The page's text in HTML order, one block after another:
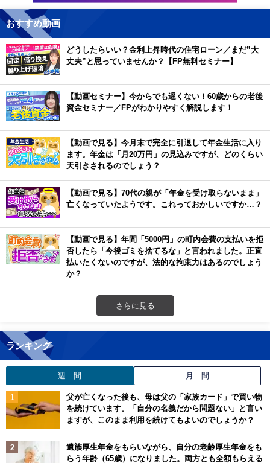
おすすめ動画
どうしたらいい？金利上昇時代の住宅ローン／まだ”大
丈夫”と思っていませんか？【FP無料セミナー】
【動画セミナー】今からでも遅くない！60歳からの老後
資金セミナー／FPがわかりやすく解説します！
【動画で見る】今月末で完全に引退して年金生活に入り
ます。年金は「月20万円」の見込みですが、どのくらい
天引きされるのでしょう？
【動画で見る】70代の親が「年金を受け取らないまま」
亡くなっていたようです。これっておかしいですか…？
【動画で見る】年間「5000円」の町内会費の支払いを拒
否したら「今後ゴミを捨てるな」と言われました。正直
払いたくないのですが、法的な拘束力はあるのでしょう
か？
さらに見る
ランキング
週 間 月 間
父が亡くなった後も、母は父の「家族カード」で買い物
を続けています。「自分の名義だから問題ない」と言い
ますが、このまま利用を続けてもよいのでしょうか？
遺族厚生年金をもらいながら、自分の老齢厚生年金をも
らう年齢（65歳）になりました。両方とも全額もらえる